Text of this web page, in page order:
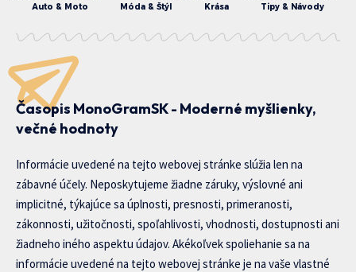
Auto & Moto
Móda & Štýl Krása Tipy & Návody
Časopis MonoGramSK - Moderné myšlienky,
večné hodnoty
Informácie uvedené na tejto webovej stránke slúžia len na
zábavné účely. Neposkytujeme žiadne záruky, výslovné ani
implicitné, týkajúce sa úplnosti, presnosti, primeranosti,
zákonnosti, užitočnosti, spoľahlivosti, vhodnosti, dostupnosti ani
žiadneho iného aspektu údajov. Akékoľvek spoliehanie sa na
informácie uvedené na tejto webovej stránke je na vaše vlastné